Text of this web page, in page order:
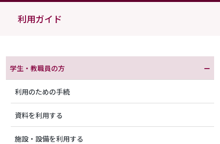
利用ガイド
学生・教職員の方
利用のための手続
資料を利用する
施設・設備を利用する